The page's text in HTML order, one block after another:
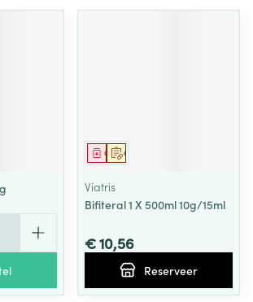
Op voorschrift
Geneesmiddel
Viatris
Bifiteral 1 X 500ml 10g/15ml
€ 10,56
Reserveer